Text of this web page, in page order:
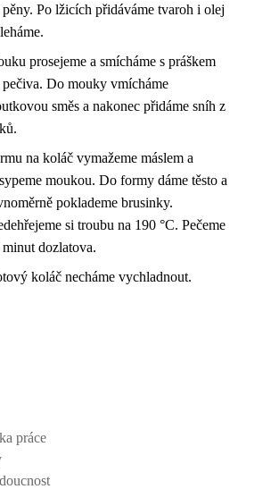
pěny. Po lžicích přidáváme tvaroh i olej
prosejeme a smícháme s práškem
pečiva. Do mouky vmícháme
směs a nakonec přidáme sníh z
na koláč vymažeme máslem a
moukou. Do formy dáme těsto a
poklademe brusinky.
si troubu na 190 °C. Pečeme
dozlatova.
koláč necháme vychladnout.
práce